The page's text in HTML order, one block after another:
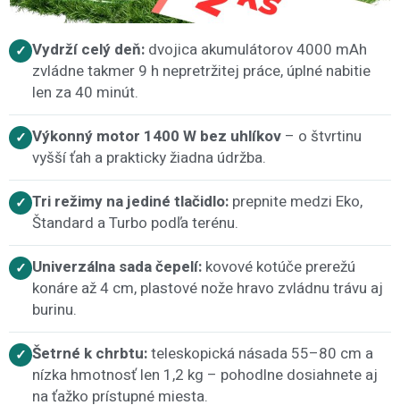
✓ Vydrží celý deň: dvojica akumulátorov 4000 mAh
zvládne takmer 9 h nepretržitej práce, úplné nabitie
len za 40 minút.
✓ Výkonný motor 1400 W bez uhlíkov – o štvrtinu
vyšší ťah a prakticky žiadna údržba.
✓ Tri režimy na jediné tlačidlo: prepnite medzi Eko,
Štandard a Turbo podľa terénu.
✓ Univerzálna sada čepelí: kovové kotúče prerežú
konáre až 4 cm, plastové nože hravo zvládnu trávu aj
burinu.
✓ Šetrné k chrbtu:teleskopická násada 55–80 cm a
nízka hmotnosť len 1,2 kg – pohodlne dosiahnete aj
na ťažko prístupné miesta.